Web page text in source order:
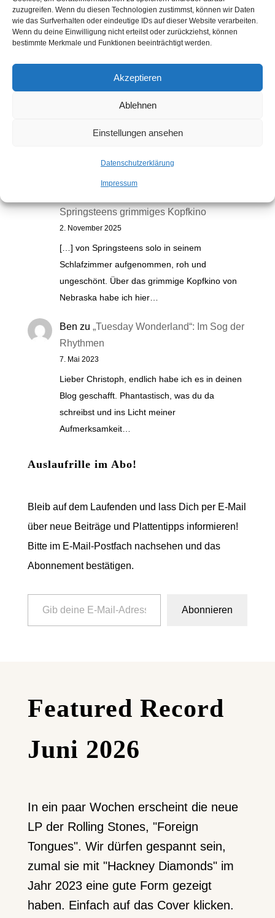
zuzugreifen. Wenn du diesen Technologien zustimmst, können wir Daten
wie das Surfverhalten oder eindeutige IDs auf dieser Website verarbeiten.
Wenn du deine Einwilligung nicht erteilst oder zurückziehst, können
bestimmte Merkmale und Funktionen beeinträchtigt werden.
Akzeptieren
Ablehnen
Einstellungen ansehen
Datenschutzerklärung
Impressum
Kommentare
Electric Nebraska: Na, endlich! |
Springsteens grimmiges Kopfkino
2. November 2025
[…] von Springsteens solo in seinem
Schlafzimmer aufgenommen, roh und
ungeschönt. Über das grimmige Kopfkino von
Nebraska habe ich hier…
Ben zu „Tuesday Wonderland“: Im Sog der
Rhythmen
7. Mai 2023
Lieber Christoph, endlich habe ich es in deinen
Blog geschafft. Phantastisch, was du da
schreibst und ins Licht meiner
Aufmerksamkeit…
Auslaufrille im Abo!
Bleib auf dem Laufenden und lass Dich per E-Mail
über neue Beiträge und Plattentipps informieren!
Bitte im E-Mail-Postfach nachsehen und das
Abonnement bestätigen.
Gib deine E-Mail-Adresse ein ...
Abonnieren
Featured Record
Juni 2026
In ein paar Wochen erscheint die neue
LP der Rolling Stones, "Foreign
Tongues". Wir dürfen gespannt sein,
zumal sie mit "Hackney Diamonds" im
Jahr 2023 eine gute Form gezeigt
haben. Einfach auf das Cover klicken.